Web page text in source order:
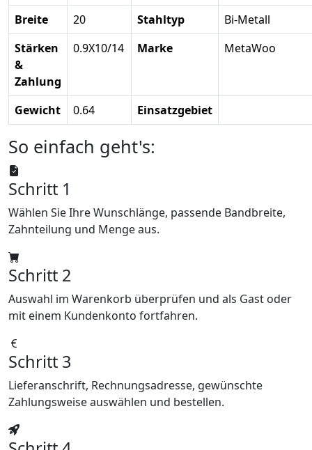
Breite
20 Stahltyp
Bi-Metall
Stärken
&
Zahlung
0.9X10/14 Marke MetaWoo
Gewicht 0.64 Einsatzgebiet
So einfach geht's:
Schritt 1
Wählen Sie Ihre Wunschlänge, passende Bandbreite,
Zahnteilung und Menge aus.
Schritt 2
Auswahl im Warenkorb überprüfen und als Gast oder
mit einem Kundenkonto fortfahren.
Schritt 3
Lieferanschrift, Rechnungsadresse, gewünschte
Zahlungsweise auswählen und bestellen.